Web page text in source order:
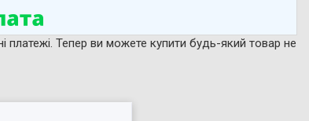
платежі. Тепер ви можете купити будь-який товар не